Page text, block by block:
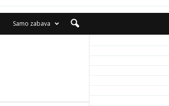
Samo zabava